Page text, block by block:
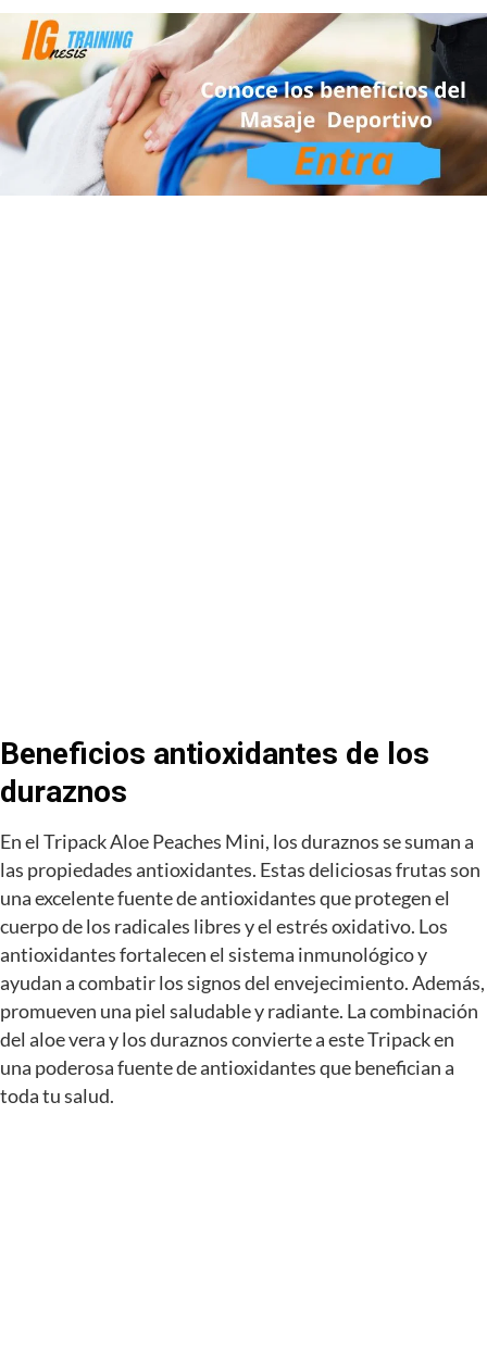
Beneficios antioxidantes de los
duraznos
En el Tripack Aloe Peaches Mini, los duraznos se suman a
las propiedades antioxidantes. Estas deliciosas frutas son
una excelente fuente de antioxidantes que protegen el
cuerpo de los radicales libres y el estrés oxidativo. Los
antioxidantes fortalecen el sistema inmunológico y
ayudan a combatir los signos del envejecimiento. Además,
promueven una piel saludable y radiante. La combinación
del aloe vera y los duraznos convierte a este Tripack en
una poderosa fuente de antioxidantes que benefician a
toda tu salud.